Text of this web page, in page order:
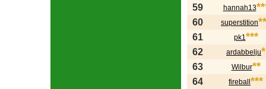
59 hannah13
60 superstition
61 pk1***
62 ardabbelju*
63 Wilbur**
64 fireball ***